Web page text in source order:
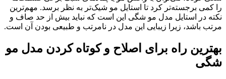
را کمی برجسته‌تر کرد تا استایل مو شیک‌تر به نظر برسد. مهم‌ترین
نکته در استایل مدل مو شگی این است که نباید بیش از حد صاف و
مرتب باشد، زیرا زیبایی این مدل در نامرتب و طبیعی بودن آن است.
بهترین راه برای اصلاح و کوتاه کردن مدل مو
شگی